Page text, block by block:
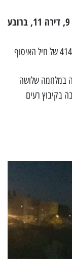
משפחתו של דוד יושבת שבעה ברחוב סירקין 9, דירה 11, ברובע
היה לוחם גם הוא ושרת בגדוד איסוף 414 של חיל האיסוף
במלחמה שלושה
בקיבוץ רעים